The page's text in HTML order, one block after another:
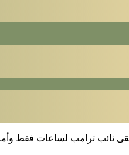
نائب ترامب لساعات فقط